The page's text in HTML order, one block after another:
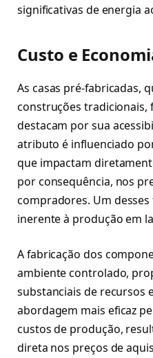
significativas de energia
Custo e
As casas pré-fabricadas,
construções tradicionais,
destacam por sua
atributo é influenciado
que impactam
por consequência, nos
compradores. Um
inerente à produção em
A fabricação dos
ambiente controlado,
substanciais de recursos
abordagem mais eficaz
custos de produção,
direta nos preços de